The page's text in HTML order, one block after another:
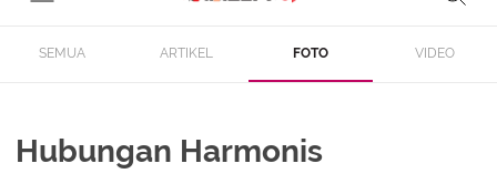
SEMUA ARTIKEL FOTO VIDEO
Hubungan Harmonis